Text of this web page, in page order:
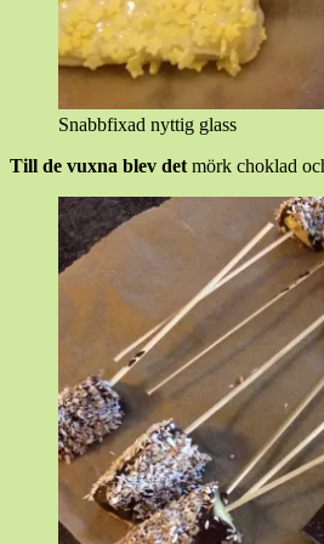
Snabbfixad nyttig glass
Till de vuxna blev det mörk choklad